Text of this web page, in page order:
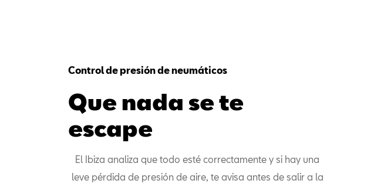
Control de presión de neumáticos
Que nada se te
escape
El Ibiza analiza que todo esté correctamente y si hay una
leve pérdida de presión de aire, te avisa antes de salir a la